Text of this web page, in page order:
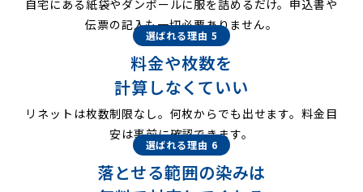
自宅にある紙袋やダンボールに服を詰めるだけ。申込書や
伝票の記入も一切必要ありません。
選ばれる理由 5
料金や枚数を
計算しなくていい
リネットは枚数制限なし。何枚からでも出せます。料金目
安は事前に確認できます。
選ばれる理由 6
落とせる範囲の染みは